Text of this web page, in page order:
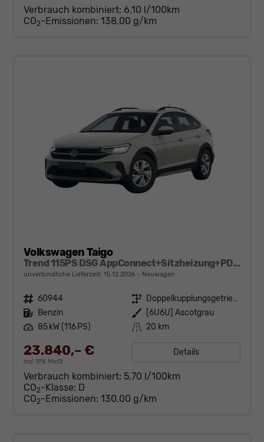
Verbrauch kombiniert: 6,10 l/100km
CO2-Emissionen: 138,00 g/km
Volkswagen Taigo
Trend 115PS DSG AppConnect+Sitzheizung+PDC+Alu16+LED+DAB+FrontAssist
unverbindliche Lieferzeit: 15.12.2026 Neuwagen
Fahrzeugnr. 60944 Getriebe
Doppelkupplungsgetriebe (DSG)
Kraftstoff Benzin Außenfarbe
[6U6U] Ascotgrau
Leistung 85 kW (116 PS) Kilometerstand 20 km
23.840,– €
incl. 19% MwSt.
Details
Verbrauch kombiniert: 5,70 l/100km
CO2-Klasse: D
CO2-Emissionen: 130,00 g/km